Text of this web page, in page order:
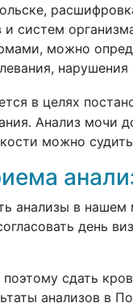
и систем
можно
в целях
Анализ мочи
можно
анализы в
день
поэтому сдать
анализов в